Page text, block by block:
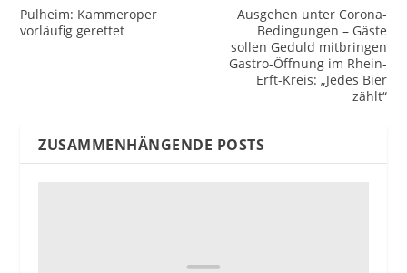
Pulheim: Kammeroper
vorläufig gerettet
Ausgehen unter Corona-
Bedingungen – Gäste
sollen Geduld mitbringen
Gastro-Öffnung im Rhein-
Erft-Kreis: „Jedes Bier
zählt“
ZUSAMMENHÄNGENDE POSTS